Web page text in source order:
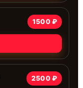
1500 ₽
2500 ₽